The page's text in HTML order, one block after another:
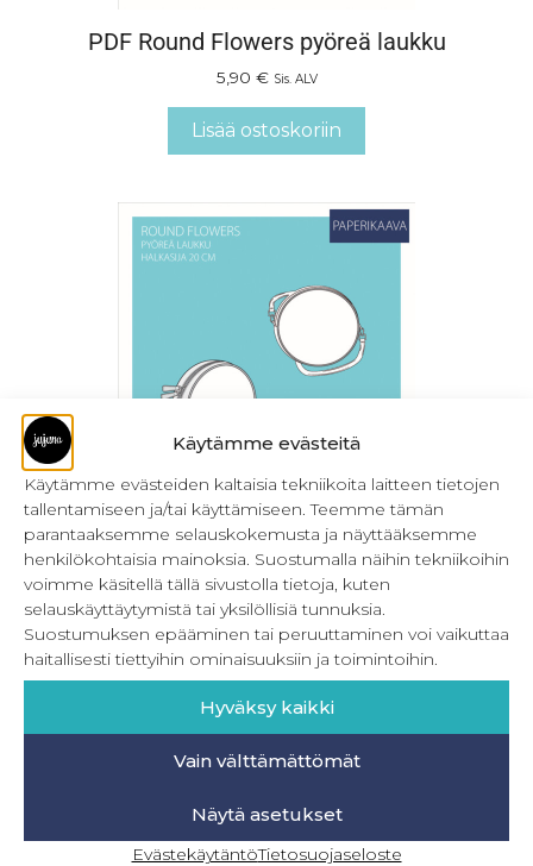
Käytämme evästeitä
Käytämme evästeiden kaltaisia tekniikoita laitteen tietojen
tallentamiseen ja/tai käyttämiseen. Teemme tämän
parantaaksemme selauskokemusta ja näyttääksemme
henkilökohtaisia mainoksia. Suostumalla näihin tekniikoihin
voimme käsitellä tällä sivustolla tietoja, kuten
selauskäyttäytymistä tai yksilöllisiä tunnuksia.
Suostumuksen epääminen tai peruuttaminen voi vaikuttaa
haitallisesti tiettyihin ominaisuuksiin ja toimintoihin.
Hyväksy kaikki
Vain välttämättömät
Näytä asetukset
EvästekäytäntöTietosuojaseloste
PDF Round Flowers pyöreä laukku
5,90 € Sis. ALV
Lisää ostoskoriin
Round Flowers pyöreä laukku
7,90 € Sis. ALV
Lisää ostoskoriin